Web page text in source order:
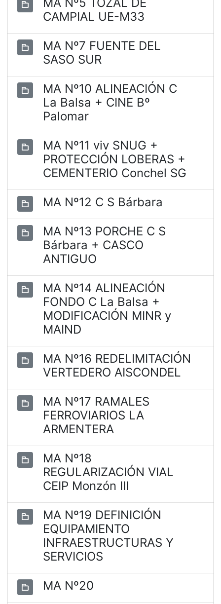
CAMPIAL UE-M33
MA Nº7 FUENTE DEL
SASO SUR
MA Nº10 ALINEACIÓN C
La Balsa + CINE Bº
Palomar
MA Nº11 viv SNUG +
PROTECCIÓN LOBERAS +
CEMENTERIO Conchel SG
MA Nº12 C S Bárbara
MA Nº13 PORCHE C S
Bárbara + CASCO
ANTIGUO
MA Nº14 ALINEACIÓN
FONDO C La Balsa +
MODIFICACIÓN MINR y
MAIND
MA Nº16 REDELIMITACIÓN
VERTEDERO AISCONDEL
MA Nº17 RAMALES
FERROVIARIOS LA
ARMENTERA
MA Nº18
REGULARIZACIÓN VIAL
CEIP Monzón III
MA Nº19 DEFINICIÓN
EQUIPAMIENTO
INFRAESTRUCTURAS Y
SERVICIOS
MA Nº20